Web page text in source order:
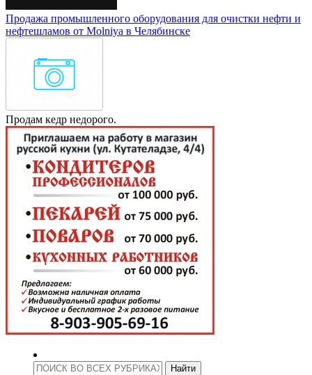
Продажа промышленного оборудования для очистки нефти и
нефтешламов от Molniya в Челябинске
Продам кедр недорого.